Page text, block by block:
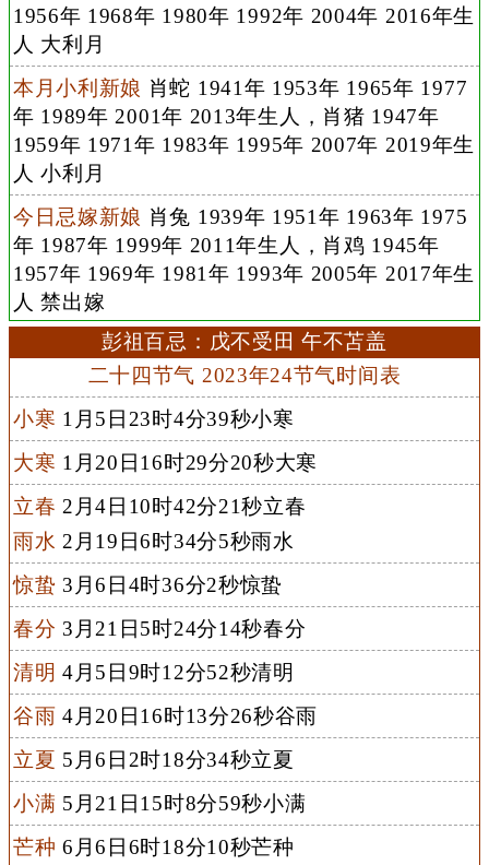
1956年 1968年 1980年 1992年 2004年 2016年生
人 大利月
本月小利新娘 肖蛇 1941年 1953年 1965年 1977
年 1989年 2001年 2013年生人，肖猪 1947年
1959年 1971年 1983年 1995年 2007年 2019年生
人 小利月
今日忌嫁新娘 肖兔 1939年 1951年 1963年 1975
年 1987年 1999年 2011年生人，肖鸡 1945年
1957年 1969年 1981年 1993年 2005年 2017年生
人 禁出嫁
彭祖百忌：戊不受田 午不苫盖
二十四节气 2023年24节气时间表
小寒 1月5日23时4分39秒小寒
大寒 1月20日16时29分20秒大寒
立春 2月4日10时42分21秒立春
雨水 2月19日6时34分5秒雨水
惊蛰 3月6日4时36分2秒惊蛰
春分 3月21日5时24分14秒春分
清明 4月5日9时12分52秒清明
谷雨 4月20日16时13分26秒谷雨
立夏 5月6日2时18分34秒立夏
小满 5月21日15时8分59秒小满
芒种 6月6日6时18分10秒芒种